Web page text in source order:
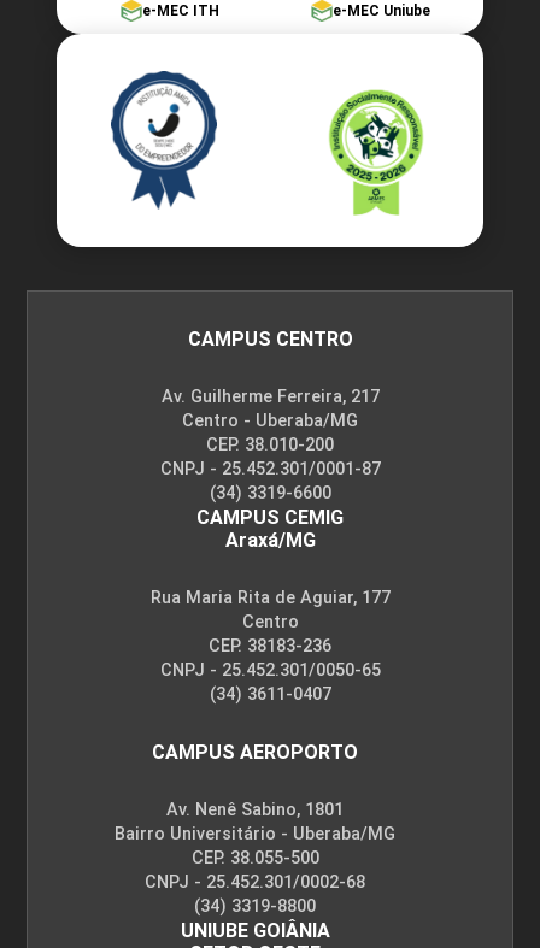
e-MEC ITH e-MEC Uniube
CAMPUS CENTRO
Av. Guilherme Ferreira, 217
Centro - Uberaba/MG
CEP. 38.010-200
CNPJ - 25.452.301/0001-87
(34) 3319-6600
CAMPUS CEMIG
Araxá/MG
Rua Maria Rita de Aguiar, 177
Centro
CEP. 38183-236
CNPJ - 25.452.301/0050-65
(34) 3611-0407
CAMPUS AEROPORTO
Av. Nenê Sabino, 1801
Bairro Universitário - Uberaba/MG
CEP. 38.055-500
CNPJ - 25.452.301/0002-68
(34) 3319-8800
UNIUBE GOIÂNIA